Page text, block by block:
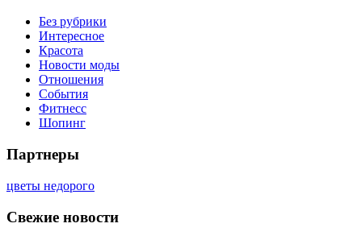
Без рубрики
Интересное
Красота
Новости моды
Отношения
События
Фитнесс
Шопинг
Партнеры
цветы недорого
Свежие новости